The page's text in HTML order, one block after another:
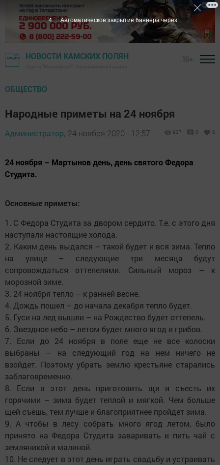
НОВОСТИ КАМСКИХ ПОЛЯН
ОБЩЕСТВО
Народные приметы на 24 ноября
Администратор, 24 ноября 2020 - 12:57 937 0 0
24 ноября – Мартынов день, день святого Федора
Студита.
Основные приметы:
1. С Федора Студита за двором сердито. Т.е. с этого дня
наступали настоящие холода.
2. Каким день выдался – такой будет и вся зима. Тепло
на улице – следующие три месяца будут
сопровождаться оттепелями. Сильный мороз – к
морозной зиме.
3. 24 ноября тепло – к ранней весне.
4. Дождь пошел – до начала декабря тепло будет.
5. Гуси на лед вышли – на Рождество будет оттепель.
6. Звездное небо – летом будет много ягод и грибов.
7. Если до 24 ноября в поле еще не все колоски
выбраны – на следующий год на нем ничего не
взойдет. Поэтому убрать землю крестьяне старались
заблаговременно.
8. Если в этот день приготовить щи и съесть их
горячими – зима будет теплой и мягкой. Чем больше
щей съешь, тем лучше и благоприятнее пройдет зима.
9. А чтобы в лесу собрать много ягод летом, было
принято на Федора Студита заваривать и пить чай с
земляникой и малиной.
10. Не следует в этот день играть свадьбу и устраивать
3 Автоматическое закрытие баннера через